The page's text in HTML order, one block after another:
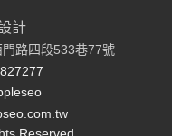
計
路四段533巷77號